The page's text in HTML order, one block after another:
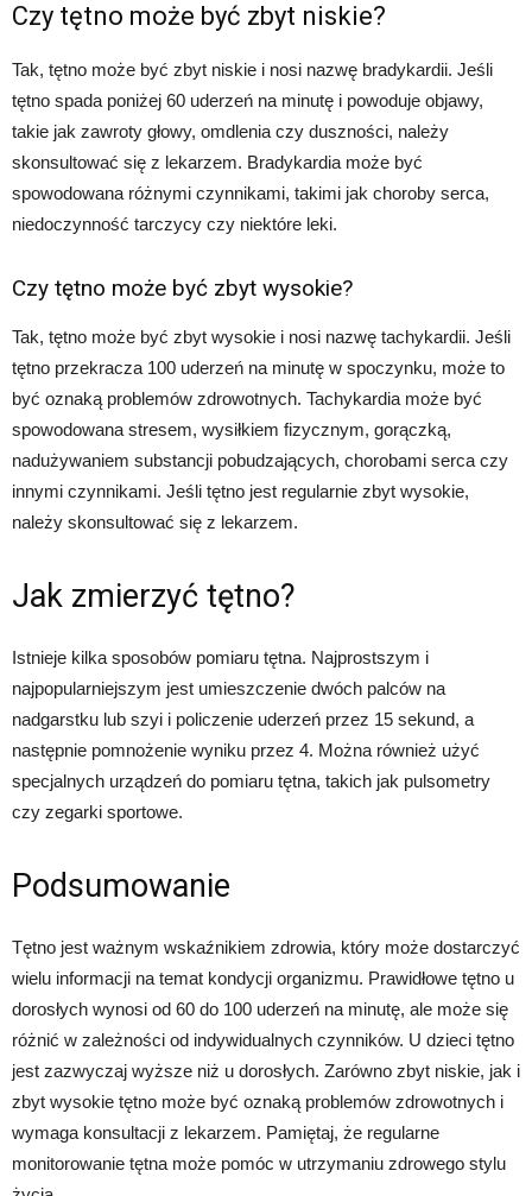
Czy tętno może być zbyt niskie?
Tak, tętno może być zbyt niskie i nosi nazwę bradykardii. Jeśli
tętno spada poniżej 60 uderzeń na minutę i powoduje objawy,
takie jak zawroty głowy, omdlenia czy duszności, należy
skonsultować się z lekarzem. Bradykardia może być
spowodowana różnymi czynnikami, takimi jak choroby serca,
niedoczynność tarczycy czy niektóre leki.
Czy tętno może być zbyt wysokie?
Tak, tętno może być zbyt wysokie i nosi nazwę tachykardii. Jeśli
tętno przekracza 100 uderzeń na minutę w spoczynku, może to
być oznaką problemów zdrowotnych. Tachykardia może być
spowodowana stresem, wysiłkiem fizycznym, gorączką,
nadużywaniem substancji pobudzających, chorobami serca czy
innymi czynnikami. Jeśli tętno jest regularnie zbyt wysokie,
należy skonsultować się z lekarzem.
Jak zmierzyć tętno?
Istnieje kilka sposobów pomiaru tętna. Najprostszym i
najpopularniejszym jest umieszczenie dwóch palców na
nadgarstku lub szyi i policzenie uderzeń przez 15 sekund, a
następnie pomnożenie wyniku przez 4. Można również użyć
specjalnych urządzeń do pomiaru tętna, takich jak pulsometry
czy zegarki sportowe.
Podsumowanie
Tętno jest ważnym wskaźnikiem zdrowia, który może dostarczyć
wielu informacji na temat kondycji organizmu. Prawidłowe tętno u
dorosłych wynosi od 60 do 100 uderzeń na minutę, ale może się
różnić w zależności od indywidualnych czynników. U dzieci tętno
jest zazwyczaj wyższe niż u dorosłych. Zarówno zbyt niskie, jak i
zbyt wysokie tętno może być oznaką problemów zdrowotnych i
wymaga konsultacji z lekarzem. Pamiętaj, że regularne
monitorowanie tętna może pomóc w utrzymaniu zdrowego stylu